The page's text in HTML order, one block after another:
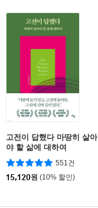
고전이 답했다 마땅히 살아
야 할 삶에 대하여
551건
15,120원 (10% 할인)